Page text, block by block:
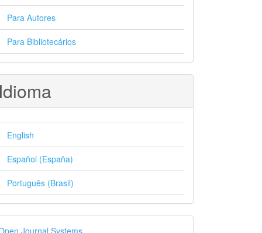
Para Autores
Para Bibliotecários
English
Español (España)
Português (Brasil)
Journal Systems